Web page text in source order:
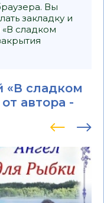
Вы
закладку и
сладком
«В сладком
автора -